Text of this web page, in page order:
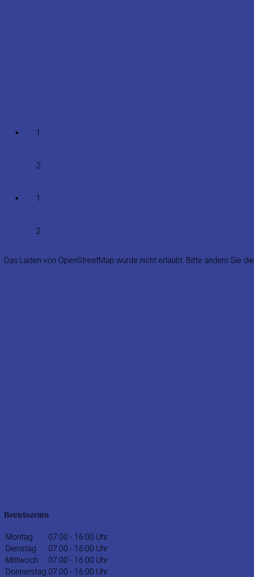
Das Laden von OpenStreetMap wurde nicht erlaubt. Bitte ändern Sie die
Betriebszeiten
Montag
07:00 - 16:00 Uhr
Dienstag
07:00 - 16:00 Uhr
Mittwoch
07:00 - 16:00 Uhr
Donnerstag 07:00 - 16:00 Uhr